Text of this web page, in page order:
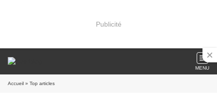
Publicité
MENU
Accueil » Top articles